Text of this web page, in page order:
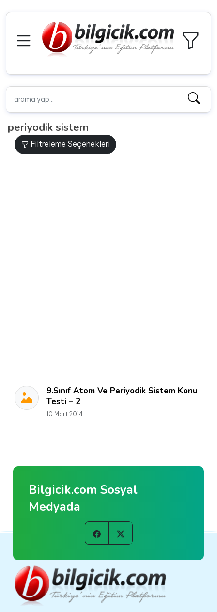
periyodik sistem
Filtreleme Seçenekleri
9.Sınıf Atom Ve Periyodik Sistem Konu
Testi – 2
10 Mart 2014
Bilgicik.com Sosyal
Medyada